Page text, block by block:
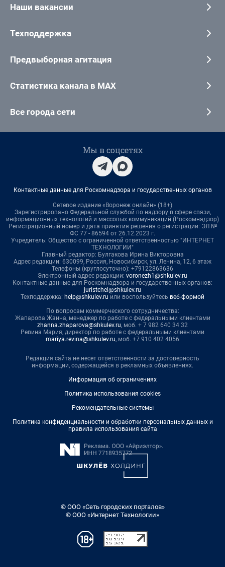
Наши вакансии
Техподдержка
Предвыборная агитация
Статистика канала в MAX
Все города сети
Мы в соцсетях
Контактные данные для Роскомнадзора и государственных органов
Сетевое издание «Воронеж онлайн» (18+)
Зарегистрировано Федеральной службой по надзору в сфере связи,
информационных технологий и массовых коммуникаций (Роскомнадзор)
Регистрационный номер и дата принятия решения о регистрации: ЭЛ №
ФС 77 - 86594 от 26.12.2023 г.
Учредитель: Общество с ограниченной ответственностью "ИНТЕРНЕТ
ТЕХНОЛОГИИ"
Главный редактор: Булгакова Ирина Викторовна
Адрес редакции: 630099, Россия, Новосибирск, ул. Ленина, 12, 6 этаж
Телефоны (круглосуточно): +79122863636
Электронный адрес редакции: voronezh1@shkulev.ru
Контактные данные для Роскомнадзора и государственных органов:
juristchel@shkulev.ru
Техподдержка: help@shkulev.ru или воспользуйтесь веб-формой
По вопросам коммерческого сотрудничества:
Жапарова Жанна, менеджер по работе с федеральными клиентами
zhanna.zhaparova@shkulev.ru, моб. + 7 982 640 34 32
Ревина Мария, директор по работе с федеральными клиентами
mariya.revina@shkulev.ru, моб. +7 910 402 4056
Редакция сайта не несет ответственности за достоверность
информации, содержащейся в рекламных объявлениях.
Информация об ограничениях
Политика использования cookies
Рекомендательные системы
Политика конфиденциальности и обработки персональных данных и
правила использования сайта
© ООО «Сеть городских порталов»
© ООО «Интернет Технологии»